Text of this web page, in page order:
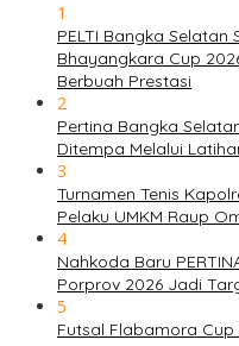
1
PELTI Bangka
Bhayangkara Cup
Berbuah Prestasi
2
Pertina Bangka
Ditempa Melalui
3
Turnamen Tenis
Pelaku UMKM Raup
4
Nahkoda Baru
Porprov 2026 Jadi
5
Futsal Flabamora Cup